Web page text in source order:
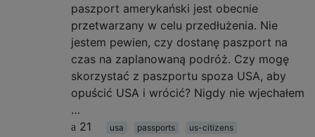
paszport amerykański jest obecnie
przetwarzany w celu przedłużenia. Nie
jestem pewien, czy dostanę paszport na
czas na zaplanowaną podróż. Czy mogę
skorzystać z paszportu spoza USA, aby
opuścić USA i wrócić? Nigdy nie wjechałem
…
21
usa passports
us-citizens